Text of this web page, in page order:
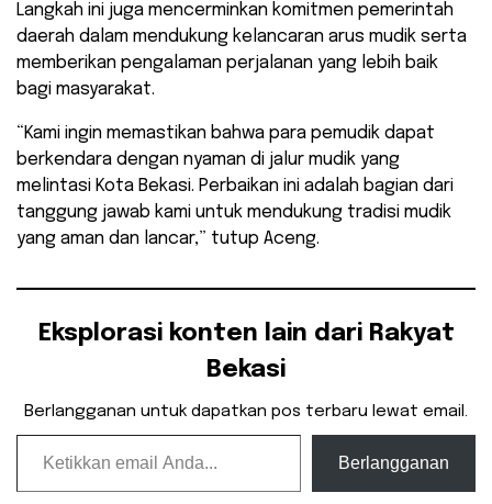
Langkah ini juga mencerminkan komitmen pemerintah
daerah dalam mendukung kelancaran arus mudik serta
memberikan pengalaman perjalanan yang lebih baik
bagi masyarakat.
“Kami ingin memastikan bahwa para pemudik dapat
berkendara dengan nyaman di jalur mudik yang
melintasi Kota Bekasi. Perbaikan ini adalah bagian dari
tanggung jawab kami untuk mendukung tradisi mudik
yang aman dan lancar,” tutup Aceng.
Eksplorasi konten lain dari Rakyat
Bekasi
Berlangganan untuk dapatkan pos terbaru lewat email.
Ketikkan email Anda...
Berlangganan